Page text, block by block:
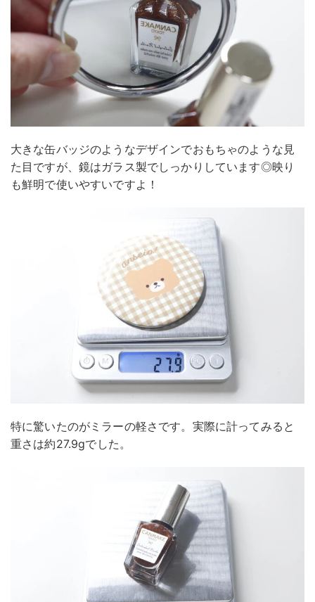
大きな缶バッジのようなデザインでおもちゃのような見
た目ですが、鏡はガラス製でしっかりしています◎映り
も鮮明で使いやすいですよ！
特に驚いたのがミラーの軽さです。実際に計ってみると
重さは約27.9gでした。